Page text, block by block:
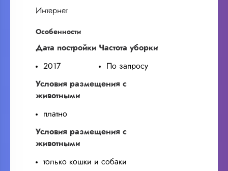
Интернет
Особенности
Дата постройки
2017
Частота уборки
По запросу
Условия размещения с
животными
платно
Условия размещения с
животными
только кошки и собаки